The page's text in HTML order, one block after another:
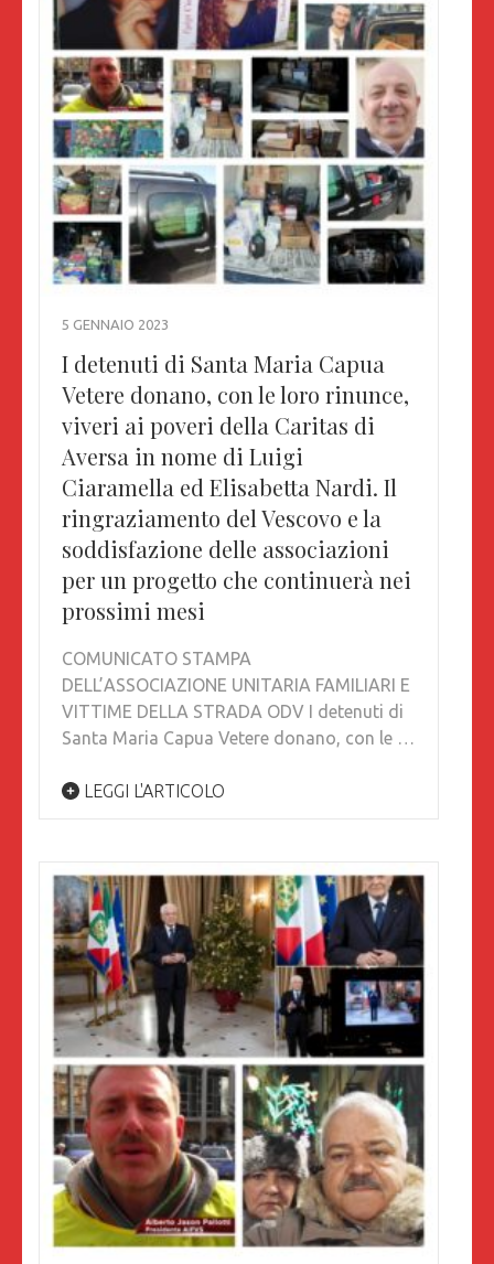
5 GENNAIO 2023
I detenuti di Santa Maria Capua
Vetere donano, con le loro rinunce,
viveri ai poveri della Caritas di
Aversa in nome di Luigi
Ciaramella ed Elisabetta Nardi. Il
ringraziamento del Vescovo e la
soddisfazione delle associazioni
per un progetto che continuerà nei
prossimi mesi
COMUNICATO STAMPA
DELL’ASSOCIAZIONE UNITARIA FAMILIARI E
VITTIME DELLA STRADA ODV I detenuti di
Santa Maria Capua Vetere donano, con le …
LEGGI L'ARTICOLO